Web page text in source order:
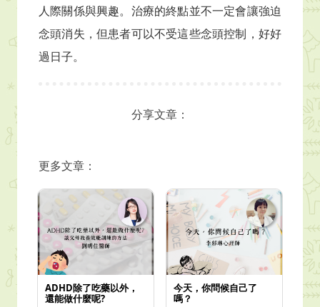
人際關係與興趣。治療的終點並不一定會讓強迫
念頭消失，但患者可以不受這些念頭控制，好好
過日子。
分享文章：
更多文章：
ADHD除了吃藥以外，
還能做什麼呢?
今天，你問候自己了
嗎？